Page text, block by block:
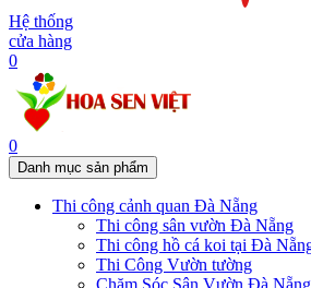
Hệ thống
cửa hàng
0
0
Danh mục sản phẩm
Thi công cảnh quan Đà Nẵng
Thi công sân vườn Đà Nẵng
Thi công hồ cá koi tại Đà
Thi Công Vườn tường
Chăm Sóc Sân Vườn Đà Nẵng